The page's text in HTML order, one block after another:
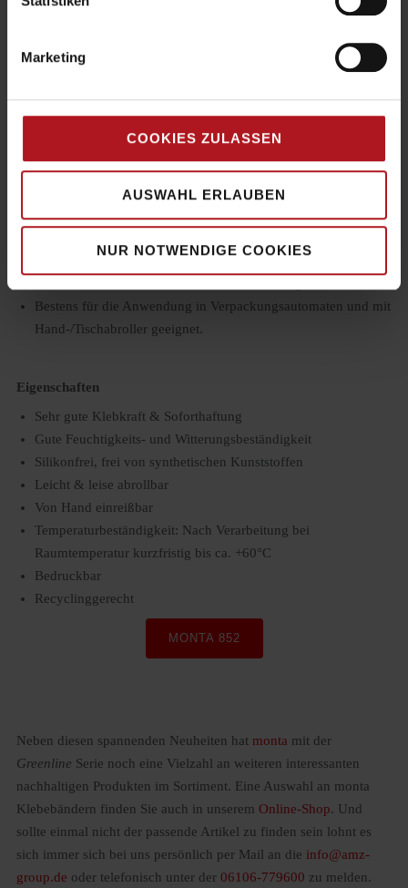
Marketing
COOKIES ZULASSEN
AUSWAHL ERLAUBEN
NUR NOTWENDIGE COOKIES
Als Packband für den dauerhaften Verschluss handelsüblicher
Für Versandtaschen, Beutel und Schachteln
Bestens für die Anwendung in Verpackungsautomaten und mit
Hand-/Tischabroller geeignet.
Eigenschaften
Sehr gute Klebkraft & Soforthaftung
Gute Feuchtigkeits- und Witterungsbeständigkeit
Silikonfrei, frei von synthetischen Kunststoffen
Leicht & leise abrollbar
Von Hand einreißbar
Temperaturbeständigkeit: Nach Verarbeitung bei
Raumtemperatur kurzfristig bis ca. +60°C
Bedruckbar
Recyclinggerecht
MONTA 852
Neben diesen spannenden Neuheiten hat monta mit der
Greenline Serie noch eine Vielzahl an weiteren interessanten
nachhaltigen Produkten im Sortiment. Eine Auswahl an monta
Klebebändern finden Sie auch in unserem Online-Shop. Und
sollte einmal nicht der passende Artikel zu finden sein lohnt es
sich immer sich bei uns persönlich per Mail an die info@amz-
group.de oder telefonisch unter der 06106-779600 zu melden.